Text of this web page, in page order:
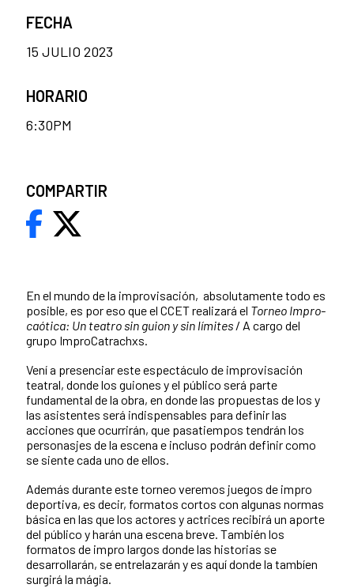
En el mundo de la improvisación, absolutamente todo es
posible, es por eso que el CCET realizará el Torneo Impro-
caótica: Un teatro sin guion y sin límites / A cargo del
grupo ImproCatrachxs.
Vení a presenciar este espectáculo de improvisación
teatral, donde los guiones y el público será parte
fundamental de la obra, en donde las propuestas de los y
las asistentes será indispensables para definir las
acciones que ocurrirán, que pasatiempos tendrán los
personasjes de la escena e incluso podrán definir como
se siente cada uno de ellos.
Además durante este torneo veremos juegos de impro
deportiva, es decir, formatos cortos con algunas normas
básica en las que los actores y actrices recibirá un aporte
del público y harán una escena breve. También los
formatos de impro largos donde las historias se
desarrollarán, se entrelazarán y es aquí donde la tambíen
surgirá la mágia.
FECHA
15 JULIO 2023
HORARIO
6:30PM
COMPARTIR